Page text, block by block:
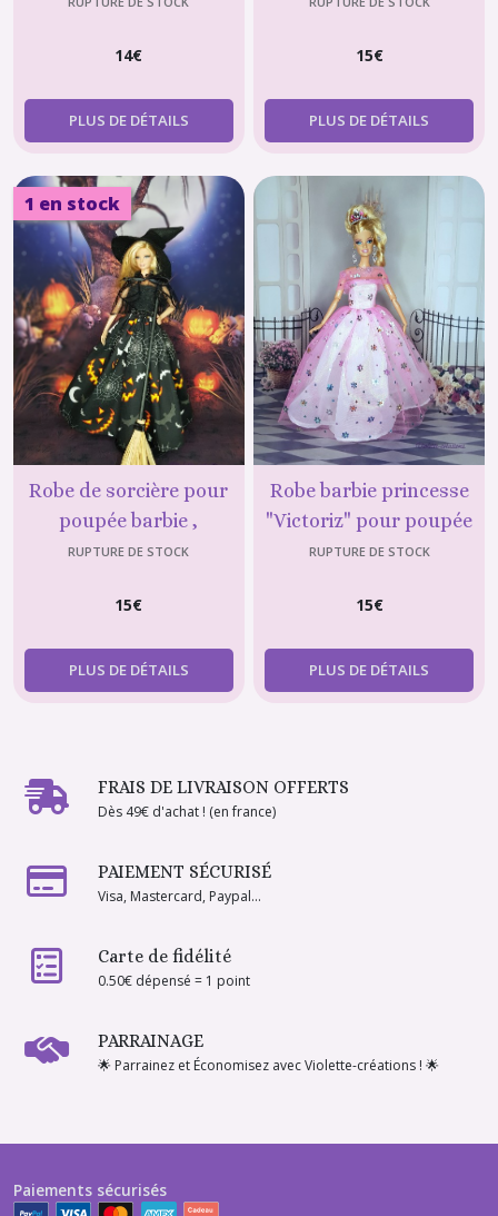
14€
PLUS DE DÉTAILS
15€
PLUS DE DÉTAILS
1 en stock
Robe de sorcière pour
poupée barbie ,
déguisement halloween
RUPTURE DE STOCK
15€
PLUS DE DÉTAILS
Robe barbie princesse
"Victoriz" pour poupée
Barbie , mannequin 29
RUPTURE DE STOCK
15€
PLUS DE DÉTAILS
FRAIS DE LIVRAISON OFFERTS
Dès 49€ d'achat ! (en france)
PAIEMENT SÉCURISÉ
Visa, Mastercard, Paypal...
Carte de fidélité
0.50€ dépensé = 1 point
PARRAINAGE
🌟 Parrainez et Économisez avec Violette-créations ! 🌟
Paiements sécurisés